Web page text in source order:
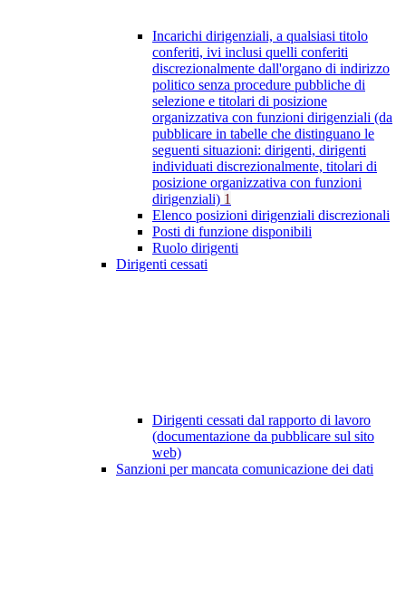
Incarichi dirigenziali, a qualsiasi titolo
conferiti, ivi inclusi quelli conferiti
discrezionalmente dall'organo di indirizzo
politico senza procedure pubbliche di
selezione e titolari di posizione
organizzativa con funzioni dirigenziali (da
pubblicare in tabelle che distinguano le
seguenti situazioni: dirigenti, dirigenti
individuati discrezionalmente, titolari di
posizione organizzativa con funzioni
dirigenziali) 1
Elenco posizioni dirigenziali discrezionali
Posti di funzione disponibili
Ruolo dirigenti
Dirigenti cessati
Dirigenti cessati dal rapporto di lavoro
(documentazione da pubblicare sul sito
web)
Sanzioni per mancata comunicazione dei dati